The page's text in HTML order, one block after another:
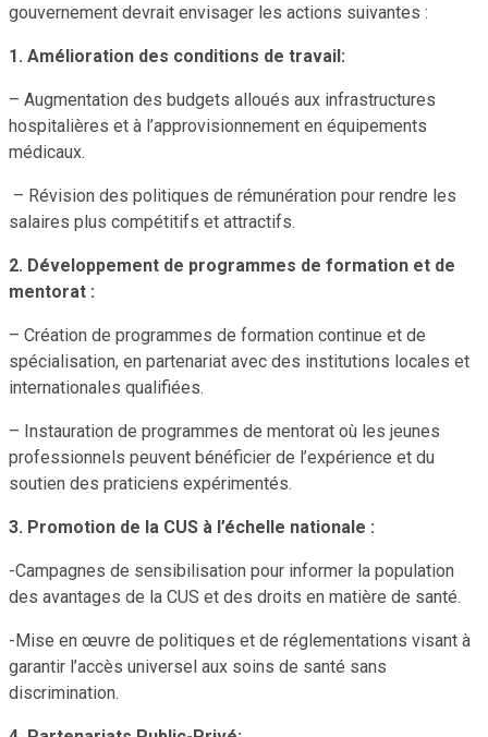
gouvernement devrait envisager les actions suivantes :
1. Amélioration des conditions de travail:
– Augmentation des budgets alloués aux infrastructures
hospitalières et à l’approvisionnement en équipements
médicaux.
– Révision des politiques de rémunération pour rendre les
salaires plus compétitifs et attractifs.
2. Développement de programmes de formation et de
mentorat :
– Création de programmes de formation continue et de
spécialisation, en partenariat avec des institutions locales et
internationales qualifiées.
– Instauration de programmes de mentorat où les jeunes
professionnels peuvent bénéficier de l’expérience et du
soutien des praticiens expérimentés.
3. Promotion de la CUS à l’échelle nationale :
-Campagnes de sensibilisation pour informer la population
des avantages de la CUS et des droits en matière de santé.
-Mise en œuvre de politiques et de réglementations visant à
garantir l’accès universel aux soins de santé sans
discrimination.